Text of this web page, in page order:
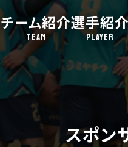
チーム紹介
TEAM
選手紹
PLAYER
スポン